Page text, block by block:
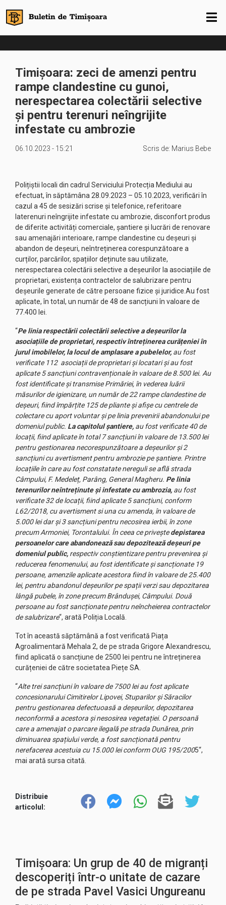
Timișoara: zeci de amenzi pentru
rampe clandestine cu gunoi,
nerespectarea colectării selective
și pentru terenuri neîngrijite
infestate cu ambrozie
06.10.2023 - 15:21 Scris de: Marius Bebe
Polițiștii locali din cadrul Serviciului Protecția Mediului au
efectuat, în săptămâna 28.09.2023 – 05.10.2023, verificări în
cazul a 45 de sesizări scrise și telefonice, referitoare
laterenuri neîngrijite infestate cu ambrozie, disconfort produs
de diferite activități comerciale, șantiere și lucrări de renovare
sau amenajări interioare, rampe clandestine cu deșeuri și
abandon de deșeuri, neîntreținerea corespunzătoare a
curților, parcărilor, spațiilor deținute sau utilizate,
nerespectarea colectării selective a deșeurilor la asociațiile de
proprietari, existența contractelor de salubrizare pentru
deșeurile generate de către persoane fizice și juridice.Au fost
aplicate, în total, un număr de 48 de sancțiuni în valoare de
77.400 lei.
“Pe linia respectării colectării selective a deșeurilor la
asociațiile de proprietari, respectiv întreținerea curățeniei în
jurul imobilelor, la locul de amplasare a pubelelor, au fost
verificate 112 asociații de proprietari și locatari și au fost
aplicate 5 sancțiuni contravenționale în valoare de 8.500 lei. Au
fost identificate și transmise Primăriei, în vederea luării
măsurilor de igienizare, un număr de 22 rampe clandestine de
deșeuri, fiind împărțite 125 de pliante și afișe cu centrele de
colectare cu aport voluntar și pe linia prevenirii abandonului pe
domeniul public. La capitolul șantiere, au fost verificate 40 de
locații, fiind aplicate în total 7 sancțiuni în valoare de 13.500 lei
pentru gestionarea necorespunzătoare a deșeurilor și 2
sancțiuni cu avertisment pentru ambrozie pe șantiere. Printre
locațiile în care au fost constatate nereguli se află strada
Câmpului, F. Medeleț, Parâng, General Magheru. Pe linia
terenurilor neîntreținute și infestate cu ambrozia, au fost
verificate 32 de locații, fiind aplicate 5 sancțiuni, conform
L62/2018, cu avertisment si una cu amenda, în valoare de
5.000 lei dar și 3 sancțiuni pentru necosirea ierbii, în zone
precum Armoniei, Torontalului. În ceea ce priveștedepistarea
persoanelor care abandonează sau depozitează deșeuri pe
domeniul public, respectiv conștientizare pentru prevenirea și
reducerea fenomenului, au fost identificate și sancționate 19
persoane, amenzile aplicate acestora fiind în valoare de 25.400
lei, pentru abandonul deșeurilor pe spații verzi sau depozitarea
lângă pubele, în zone precum Brândușei, Câmpului. Două
persoane au fost sancționate pentru neîncheierea contractelor
de salubrizare“, arată Poliția Locală.
Tot în această săptămână a fost verificată Piața
Agroalimentară Mehala 2, de pe strada Grigore Alexandrescu,
fiind aplicată o sancțiune de 2500 lei pentru ne întreținerea
curățeniei de către societatea Piețe SA.
“Alte trei sancțiuni în valoare de 7500 lei au fost aplicate
concesionarului Cimitirelor Lipovei, Stuparilor și Săracilor
pentru gestionarea defectuoasă a deșeurilor, depozitarea
neconformă a acestora și nesosirea vegetației. O persoană
care a amenajat o parcare ilegală pe strada Dunărea, prin
diminuarea spațiului verde, a fost sancționată pentru
nerefacerea acestuia cu 15.000 lei conform OUG 195/2005“,
mai arată sursa citată.
Distribuie
articolul:
Timișoara: Un grup de 40 de migranți
descoperiți într-o unitate de cazare
de pe strada Pavel Vasici Ungureanu